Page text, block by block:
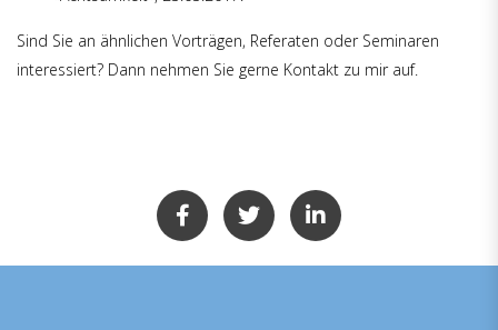
Sind Sie an ähnlichen Vorträgen, Referaten oder Seminaren
interessiert? Dann nehmen Sie gerne Kontakt zu mir auf.